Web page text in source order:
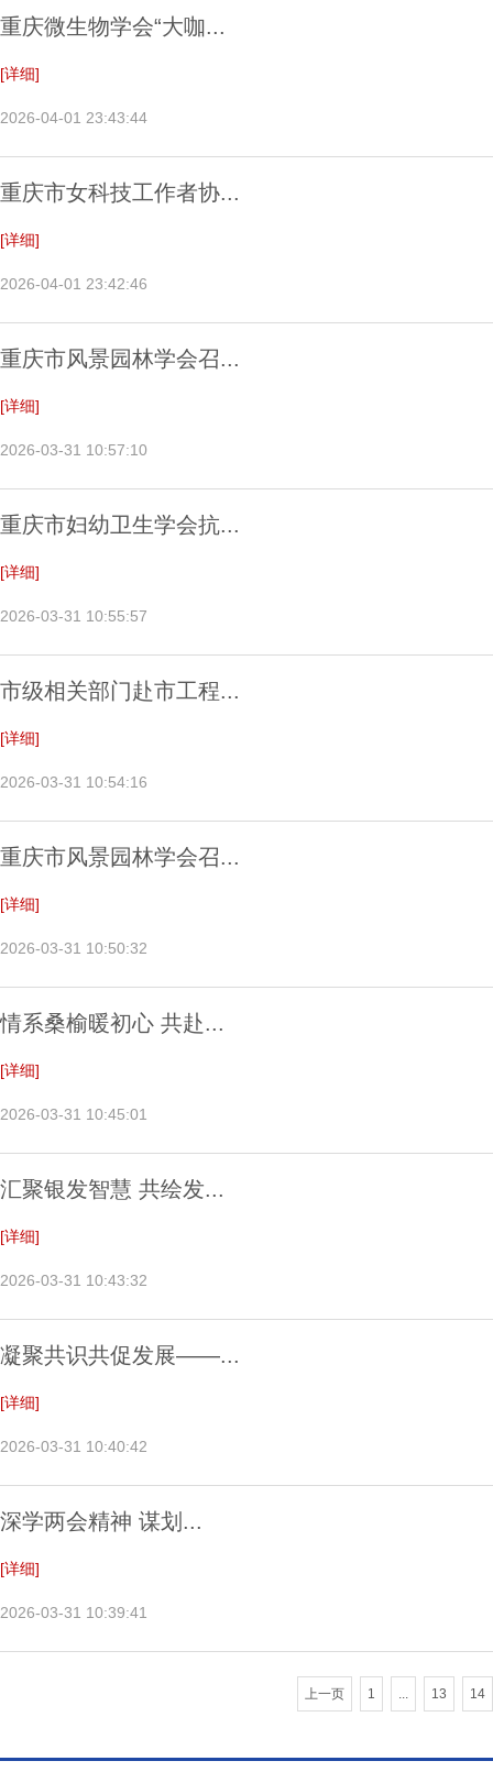
重庆微生物学会“大咖...
[详细]
2026-04-01 23:43:44
重庆市女科技工作者协...
[详细]
2026-04-01 23:42:46
重庆市风景园林学会召...
[详细]
2026-03-31 10:57:10
重庆市妇幼卫生学会抗...
[详细]
2026-03-31 10:55:57
市级相关部门赴市工程...
[详细]
2026-03-31 10:54:16
重庆市风景园林学会召...
[详细]
2026-03-31 10:50:32
情系桑榆暖初心 共赴...
[详细]
2026-03-31 10:45:01
汇聚银发智慧 共绘发...
[详细]
2026-03-31 10:43:32
凝聚共识共促发展——...
[详细]
2026-03-31 10:40:42
深学两会精神 谋划...
[详细]
2026-03-31 10:39:41
上一页 1 ... 13 14